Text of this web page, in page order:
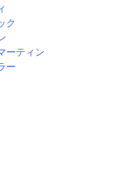
ク
ーティン
ー